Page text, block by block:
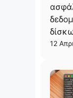
12